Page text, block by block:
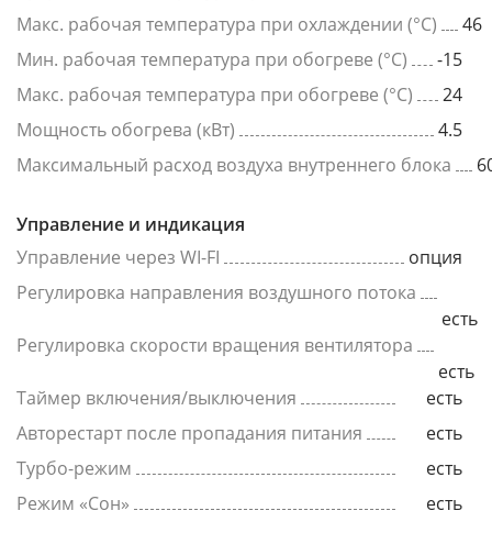
Макс. рабочая температура при охлаждении (°C)
46
Мин. рабочая температура при обогреве (°C)
-15
Макс. рабочая температура при обогреве (°C)
24
Мощность обогрева (кВт)
4.5
Максимальный расход воздуха внутреннего блока
Управление и индикация
Управление через WI-FI
опция
Регулировка направления воздушного потока
есть
Регулировка скорости вращения вентилятора
есть
Таймер включения/выключения
есть
Авторестарт после пропадания питания
есть
Турбо-режим
есть
Режим «Сон»
есть